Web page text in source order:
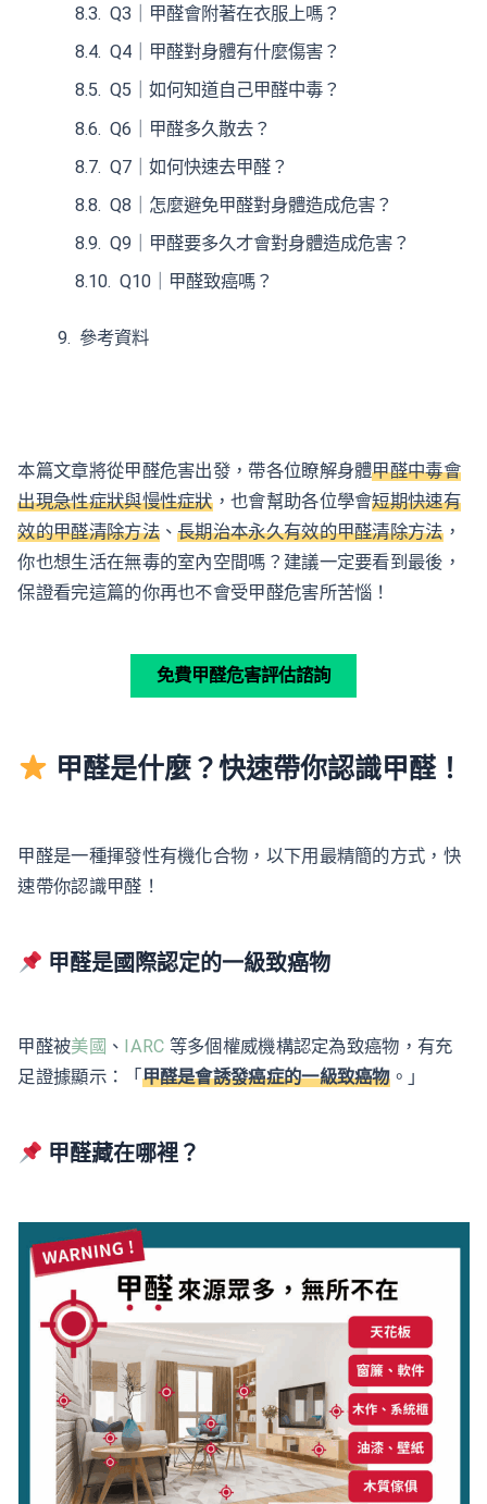
Q3｜甲醛會附著在衣服上嗎？
Q4｜甲醛對身體有什麼傷害？
Q5｜如何知道自己甲醛中毒？
Q6｜甲醛多久散去？
Q7｜如何快速去甲醛？
Q8｜怎麼避免甲醛對身體造成危害？
Q9｜甲醛要多久才會對身體造成危害？
Q10｜甲醛致癌嗎？
參考資料
本篇文章將從甲醛危害出發，帶各位瞭解身體甲醛中毒會
出現急性症狀與慢性症狀，也會幫助各位學會短期快速有
效的甲醛清除方法、長期治本永久有效的甲醛清除方法，
你也想生活在無毒的室內空間嗎？建議一定要看到最後，
保證看完這篇的你再也不會受甲醛危害所苦惱！
免費甲醛危害評估諮詢
甲醛是什麼？快速帶你認識甲醛！
甲醛是一種揮發性有機化合物，以下用最精簡的方式，快
速帶你認識甲醛！
甲醛是國際認定的一級致癌物
甲醛被美國 、 IARC 等多個權威機構認定為致癌物，有充
足證據顯示：「 甲醛是會誘發癌症的一級致癌物。」
甲醛藏在哪裡？